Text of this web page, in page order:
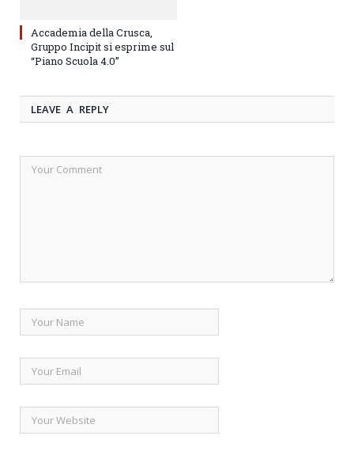
Accademia della Crusca,
Gruppo Incipit si esprime sul
“Piano Scuola 4.0”
LEAVE A REPLY